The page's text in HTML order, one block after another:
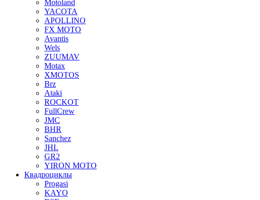
Motoland
YACOTA
APOLLINO
FX MOTO
Avantis
Wels
ZUUMAV
Motax
XMOTOS
Brz
Ataki
ROCKOT
FullCrew
JMC
BHR
Sanchez
JHL
GR2
YIRON MOTO
Квадроциклы
Progasi
KAYO